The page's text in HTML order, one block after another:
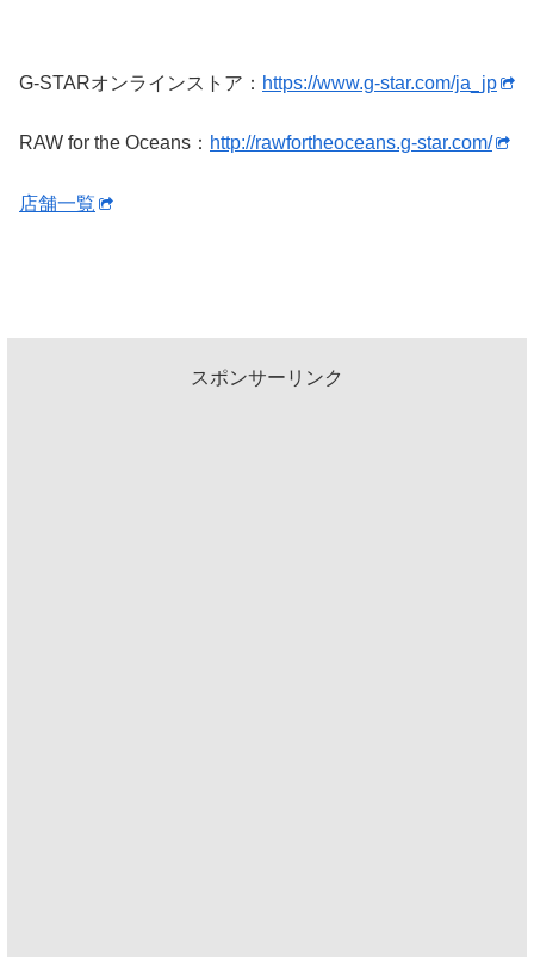
G-STARオンラインストア： https://www.g-star.com/ja_jp
RAW for the Oceans： http://rawfortheoceans.g-star.com/
店舗一覧
スポンサーリンク